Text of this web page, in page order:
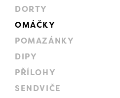
DORTY
OMÁČKY
POMAZÁNKY
DIPY
PŘÍLOHY
SENDVIČE